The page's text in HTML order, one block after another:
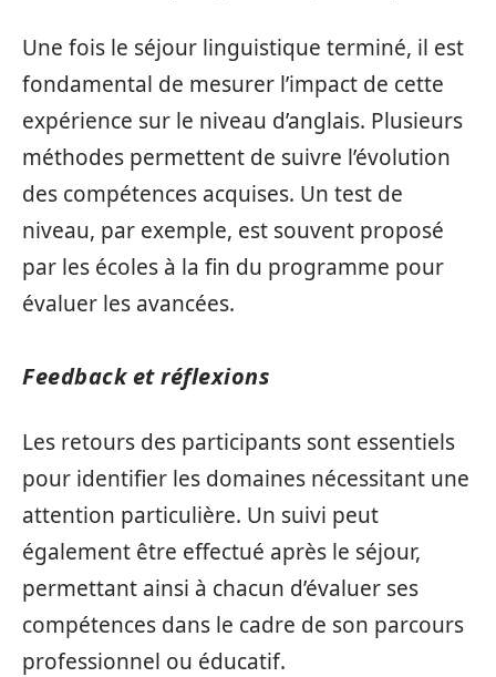
Une fois le séjour linguistique terminé, il est
fondamental de mesurer l’impact de cette
expérience sur le niveau d’anglais. Plusieurs
méthodes permettent de suivre l’évolution
des compétences acquises. Un test de
niveau, par exemple, est souvent proposé
par les écoles à la fin du programme pour
évaluer les avancées.
Feedback et réflexions
Les retours des participants sont essentiels
pour identifier les domaines nécessitant une
attention particulière. Un suivi peut
également être effectué après le séjour,
permettant ainsi à chacun d’évaluer ses
compétences dans le cadre de son parcours
professionnel ou éducatif.